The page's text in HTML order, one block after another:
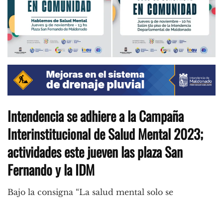
Intendencia se adhiere a la Campaña
Interinstitucional de Salud Mental 2023;
actividades este jueven las plaza San
Fernando y la IDM
Bajo la consigna “La salud mental solo se